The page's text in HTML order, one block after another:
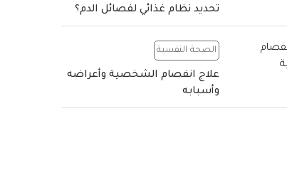
تحديد نظام غذائي لفصائل الدم؟
الصحة النفسية
علاج انفصام الشخصية وأعراضه
وأسبابه